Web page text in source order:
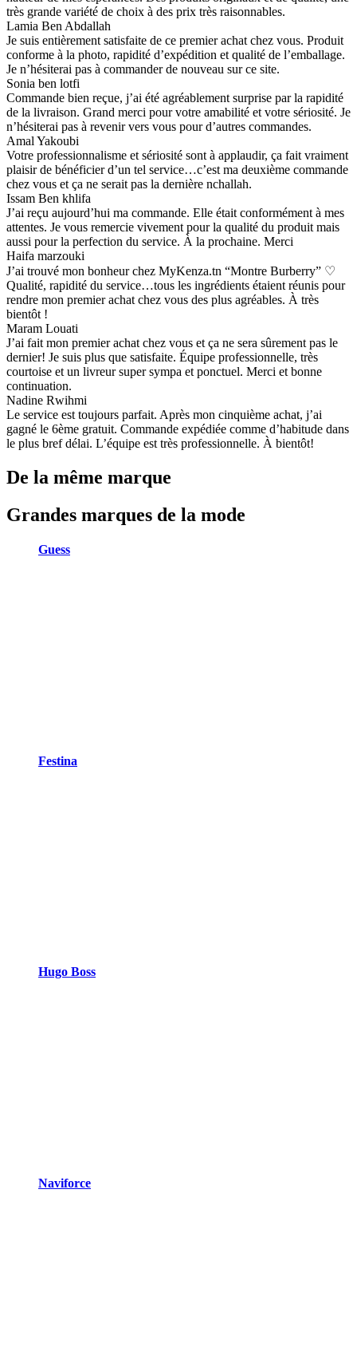
très grande variété de choix à des prix très raisonnables.
Lamia Ben Abdallah
Je suis entièrement satisfaite de ce premier achat chez vous. Produit
conforme à la photo, rapidité d’expédition et qualité de l’emballage.
Je n’hésiterai pas à commander de nouveau sur ce site.
Sonia ben lotfi
Commande bien reçue, j’ai été agréablement surprise par la rapidité
de la livraison. Grand merci pour votre amabilité et votre sériosité. Je
n’hésiterai pas à revenir vers vous pour d’autres commandes.
Amal Yakoubi
Votre professionnalisme et sériosité sont à applaudir, ça fait vraiment
plaisir de bénéficier d’un tel service…c’est ma deuxième commande
chez vous et ça ne serait pas la dernière nchallah.
Issam Ben khlifa
J’ai reçu aujourd’hui ma commande. Elle était conformément à mes
attentes. Je vous remercie vivement pour la qualité du produit mais
aussi pour la perfection du service. À la prochaine. Merci
Haifa marzouki
J’ai trouvé mon bonheur chez MyKenza.tn “Montre Burberry” ♡
Qualité, rapidité du service…tous les ingrédients étaient réunis pour
rendre mon premier achat chez vous des plus agréables. À très
bientôt !
Maram Louati
J’ai fait mon premier achat chez vous et ça ne sera sûrement pas le
dernier! Je suis plus que satisfaite. Équipe professionnelle, très
courtoise et un livreur super sympa et ponctuel. Merci et bonne
continuation.
Nadine Rwihmi
Le service est toujours parfait. Après mon cinquième achat, j’ai
gagné le 6ème gratuit. Commande expédiée comme d’habitude dans
le plus bref délai. L’équipe est très professionnelle. À bientôt!
De la même marque
Grandes marques de la mode
Guess
Festina
Hugo Boss
Naviforce